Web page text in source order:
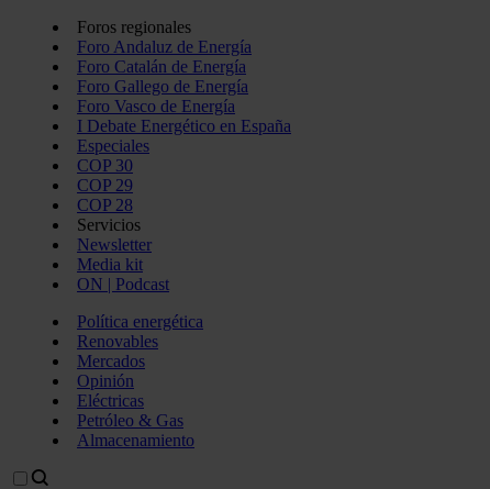
Foros regionales
Foro Andaluz de Energía
Foro Catalán de Energía
Foro Gallego de Energía
Foro Vasco de Energía
I Debate Energético en España
Especiales
COP 30
COP 29
COP 28
Servicios
Newsletter
Media kit
ON | Podcast
Política energética
Renovables
Mercados
Opinión
Eléctricas
Petróleo & Gas
Almacenamiento